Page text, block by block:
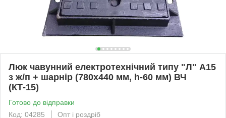
Люк чавунний електротехнічний типу "Л" А15
з ж/п + шарнір (780х440 мм, h-60 мм) ВЧ
(КТ-15)
Готово до відправки
Код: 04285
Опт і роздріб